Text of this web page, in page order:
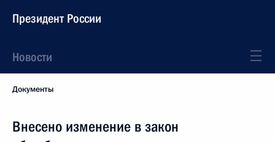
Президент России
Новости
Документы
Внесено изменение в закон